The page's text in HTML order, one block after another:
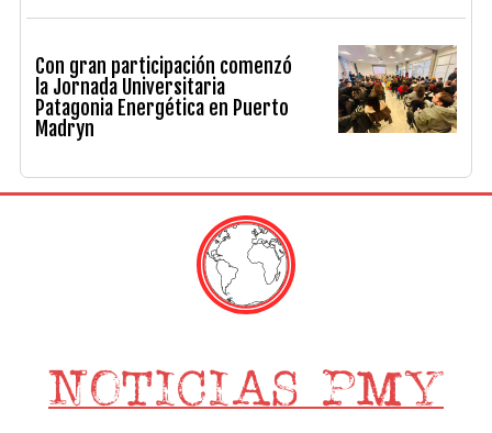
Con gran participación comenzó
la Jornada Universitaria
Patagonia Energética en Puerto
Madryn